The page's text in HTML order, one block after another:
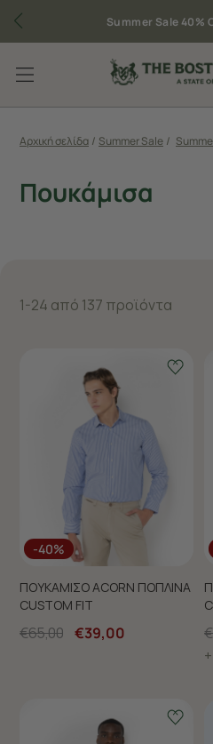
Δωρεάν μεταφορικά για
Αρχική σελίδα / Summer Sale /
Πουκάμισα
1-24 από 137 προϊόντα
-40%
ΠΟΥΚΑΜΙΣΟ ACORN ΠΟΠΛΙΝΑ
CUSTOM FIT
€65,00 €39,00